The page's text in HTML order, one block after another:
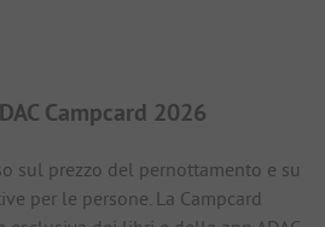
Campcard 2026
sul prezzo del pernottamento e su
per le persone. La Campcard